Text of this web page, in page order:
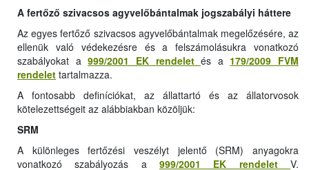
A fertőző szivacsos agyvelőbántalmak jogszabályi háttere
Az egyes fertőző szivacsos agyvelőbántalmak megelőzésére, az
ellenük való védekezésre és a felszámolásukra vonatkozó
szabályokat a999/2001 EK rendeletés a 179/2009 FVM
rendelet tartalmazza.
A fontosabb definíciókat, az állattartó és az állatorvosok
kötelezettségeit az alábbiakban közöljük:
SRM
A különleges fertőzési veszélyt jelentő (SRM) anyagokra
vonatkozó szabályozás a 999/2001 EK rendelet V.